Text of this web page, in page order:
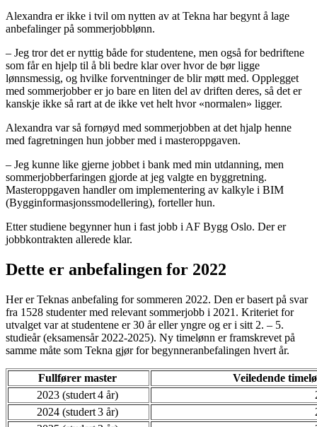
Alexandra er ikke i tvil om nytten av at Tekna har begynt å lage
anbefalinger på sommerjobblønn.
– Jeg tror det er nyttig både for studentene, men også for bedriftene
som får en hjelp til å bli bedre klar over hvor de bør ligge
lønnsmessig, og hvilke forventninger de blir møtt med. Opplegget
med sommerjobber er jo bare en liten del av driften deres, så det er
kanskje ikke så rart at de ikke vet helt hvor «normalen» ligger.
Alexandra var så fornøyd med sommerjobben at det hjalp henne
med fagretningen hun jobber med i masteroppgaven.
– Jeg kunne like gjerne jobbet i bank med min utdanning, men
sommerjobberfaringen gjorde at jeg valgte en byggretning.
Masteroppgaven handler om implementering av kalkyle i BIM
(Bygginformasjonssmodellering), forteller hun.
Etter studiene begynner hun i fast jobb i AF Bygg Oslo. Der er
jobbkontrakten allerede klar.
Dette er anbefalingen for 2022
Her er Teknas anbefaling for sommeren 2022. Den er basert på svar
fra 1528 studenter med relevant sommerjobb i 2021. Kriteriet for
utvalget var at studentene er 30 år eller yngre og er i sitt 2. – 5.
studieår (eksamensår 2022-2025). Ny timelønn er framskrevet på
samme måte som Tekna gjør for begynneranbefalingen hvert år.
Fullfører master
Veiledende
2023 (studert 4 år)
2024 (studert 3 år)